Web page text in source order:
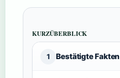
KURZÜBERBLICK
1 Bestätigte Fakten